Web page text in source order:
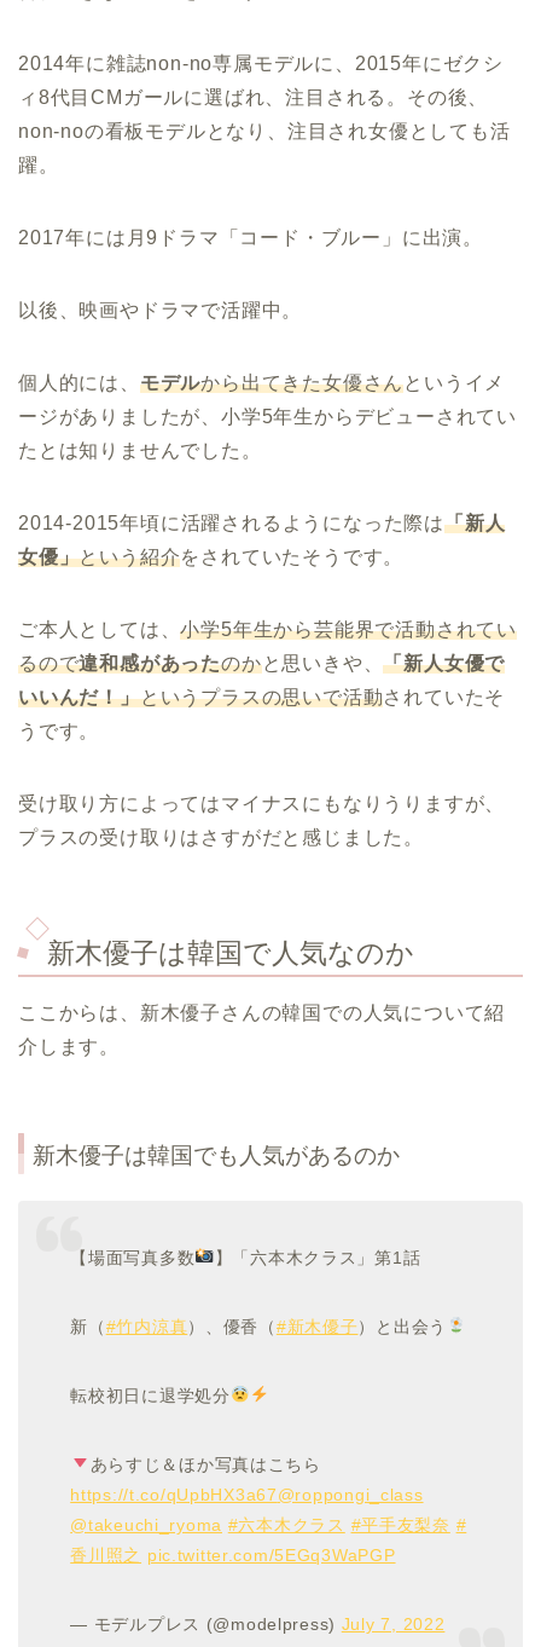
2014年に雑誌non-no専属モデルに、2015年にゼクシ
ィ8代目CMガールに選ばれ、注目される。その後、
non-noの看板モデルとなり、注目され女優としても活
躍。
2017年には月9ドラマ「コード・ブルー」に出演。
以後、映画やドラマで活躍中。
個人的には、 モデルから出てきた女優さんというイメ
ージがありましたが、小学5年生からデビューされてい
たとは知りませんでした。
2014-2015年頃に活躍されるようになった際は「新人
女優」という紹介をされていたそうです。
ご本人としては、小学5年生から芸能界で活動されてい
るので違和感があったのかと思いきや、「新人女優で
いいんだ！」というプラスの思いで活動されていたそ
うです。
受け取り方によってはマイナスにもなりうりますが、
プラスの受け取りはさすがだと感じました。
新木優子は韓国で人気なのか
ここからは、新木優子さんの韓国での人気について紹
介します。
新木優子は韓国でも人気があるのか
【場面写真多数 】「六本木クラス」第1話
新（#竹内涼真）、優香（#新木優子）と出会う
転校初日に退学処分
あらすじ＆ほか写真はこちら
https://t.co/qUpbHX3a67@roppongi_class
@takeuchi_ryoma #六本木クラス #平手友梨奈 #
香川照之 pic.twitter.com/5EGq3WaPGP
— モデルプレス (@modelpress) July 7, 2022